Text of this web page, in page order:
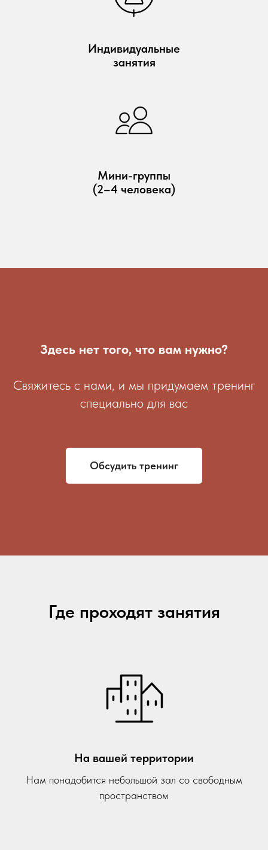
Индивидуальные
занятия
Мини-группы
(2–4 человека)
Здесь нет того, что вам нужно?
Свяжитесь с нами, и мы придумаем тренинг
специально для вас
Обсудить тренинг
Где проходят занятия
На вашей территории
Нам понадобится небольшой зал со свободным
пространством